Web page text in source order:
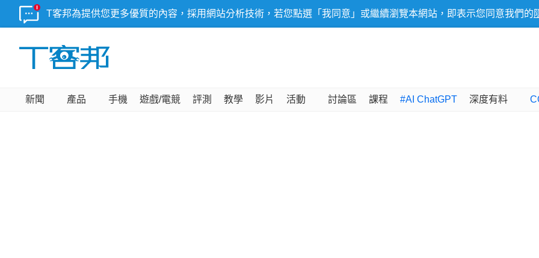
T客邦為提供您更多優質的內容，採用網站分析技術，若您點選「我同意」或繼續瀏覽本網站，即表示您同意我們的
新聞 產品 手機 遊戲/電競 評測 教學 影片 活動 討論區 課程 #AI ChatGPT 深度有料